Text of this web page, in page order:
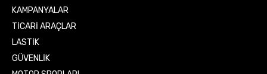
KAMPANYALAR
TİCARİ ARAÇLAR
LASTİK
GÜVENLİK